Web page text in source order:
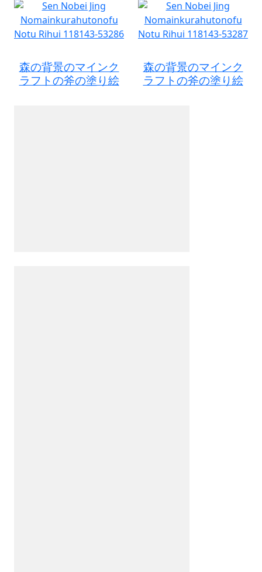
森の背景のマインク
ラフトの斧の塗り絵
森の背景のマインク
ラフトの斧の塗り絵